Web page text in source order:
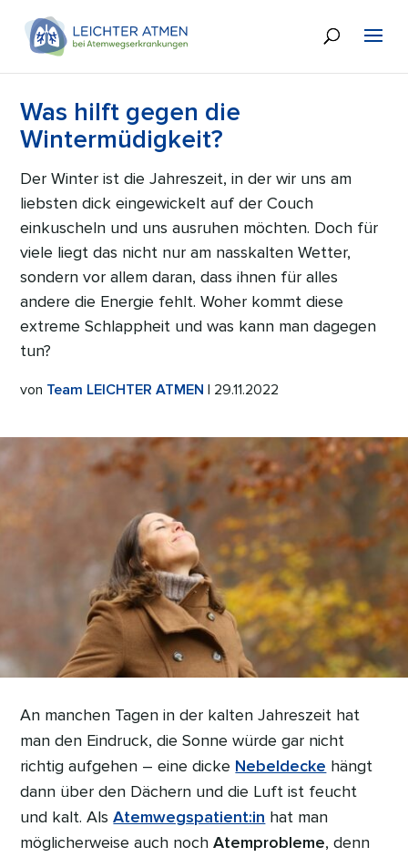
Was hilft gegen die
Wintermüdigkeit?
Der Winter ist die Jahreszeit, in der wir uns am
liebsten dick eingewickelt auf der Couch
einkuscheln und uns ausruhen möchten. Doch für
viele liegt das nicht nur am nasskalten Wetter,
sondern vor allem daran, dass ihnen für alles
andere die Energie fehlt. Woher kommt diese
extreme Schlappheit und was kann man dagegen
tun?
von Team LEICHTER ATMEN | 29.11.2022
An manchen Tagen in der kalten Jahreszeit hat
man den Eindruck, die Sonne würde gar nicht
richtig aufgehen – eine dicke Nebeldecke hängt
dann über den Dächern und die Luft ist feucht
und kalt. AlsAtemwegspatient:in hat man
möglicherweise auch nochAtemprobleme, denn